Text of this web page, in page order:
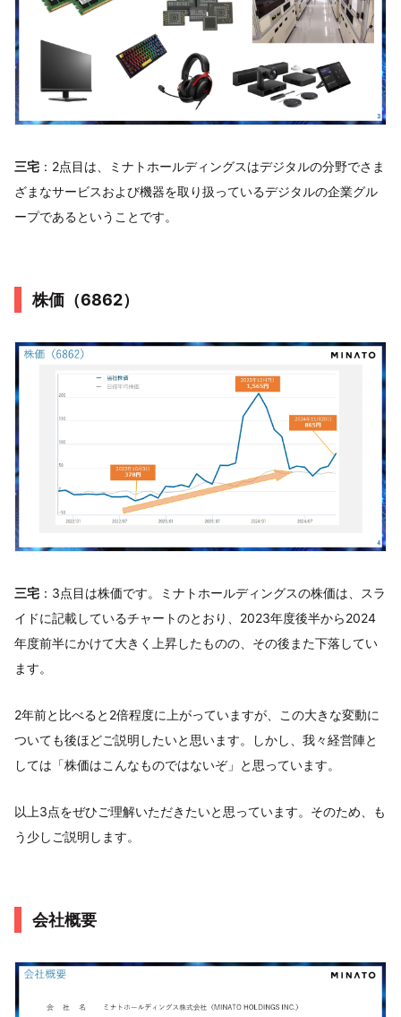
三宅 ：2点目は、ミナトホールディングスはデジタルの分野でさま
ざまなサービスおよび機器を取り扱っているデジタルの企業グル
ープであるということです。
株価（6862）
三宅 ：3点目は株価です。ミナトホールディングスの株価は、スラ
イドに記載しているチャートのとおり、2023年度後半から2024
年度前半にかけて大きく上昇したものの、その後また下落してい
ます。
2年前と比べると2倍程度に上がっていますが、この大きな変動に
ついても後ほどご説明したいと思います。しかし、我々経営陣と
しては「株価はこんなものではないぞ」と思っています。
以上3点をぜひご理解いただきたいと思っています。そのため、も
う少しご説明します。
会社概要